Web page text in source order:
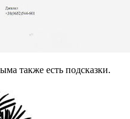
также есть подсказки.